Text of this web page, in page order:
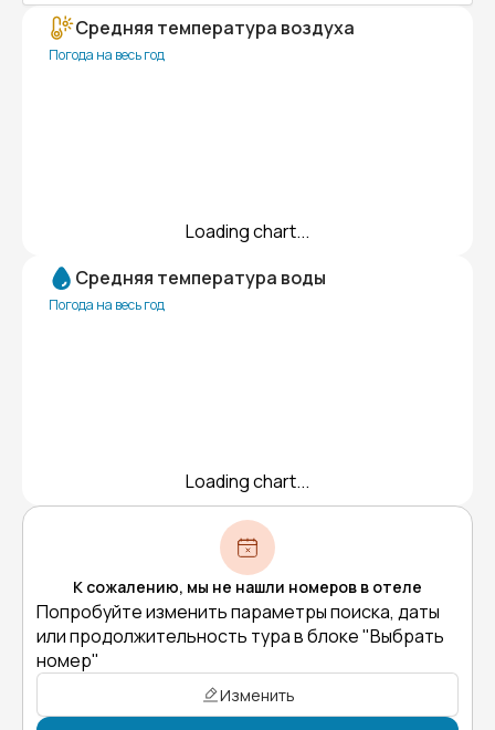
Средняя температура воздуха
Погода на весь год
Loading chart...
Средняя температура воды
Погода на весь год
Loading chart...
К сожалению, мы не нашли номеров в отеле
Попробуйте изменить параметры поиска, даты
или продолжительность тура в блоке "Выбрать
номер"
Изменить